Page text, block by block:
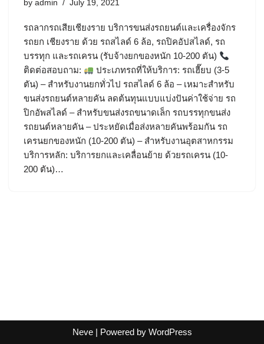
by admin July 19, 2021
รถลากรถเสียเชียงราย บริการขนส่งรถยนต์และเครื่องจักร
รถยก เชียงราย ด้วย รถสไลด์ 6 ล้อ, รถปิคอัปสไลด์, รถ
บรรทุก และรถเครน (รับจ้างยกของหนัก 10-200 ตัน)
ติดต่อสอบถาม:
ประเภทรถที่ให้บริการ: รถเฮี๊ยบ (3-5
ตัน) – สำหรับงานยกทั่วไป รถสไลด์ 6 ล้อ – เหมาะสำหรับ
ขนส่งรถยนต์หลายคัน ลดต้นทุนแบบแบ่งปันค่าใช้จ่าย รถ
ปิกอัพสไลด์ – สำหรับขนส่งรถขนาดเล็ก รถบรรทุกขนส่ง
รถยนต์หลายคัน – ประหยัดเมื่อส่งหลายคันพร้อมกัน รถ
เครนยกของหนัก (10-200 ตัน) – สำหรับงานอุตสาหกรรม
บริการหลัก: บริการยกและเคลื่อนย้าย ด้วยรถเครน (10-
200 ตัน)…
Neve| Powered by WordPress